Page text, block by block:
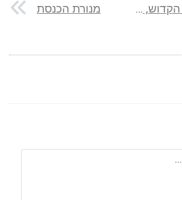
קבר האר"י הקדוש, מקווה האר"י ובית כנסת האר"י בצפת מנורת הכנסת